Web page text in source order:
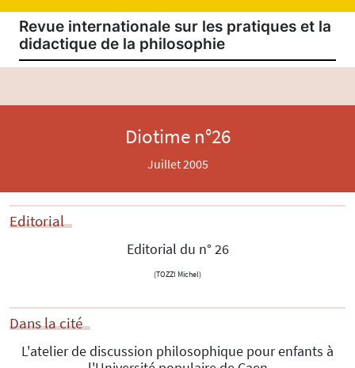
Revue internationale sur les pratiques et la
didactique de la philosophie
Diotime n°26
Juillet 2005
Editorial
Editorial du n° 26
(TOZZI Michel)
Dans la cité
L'atelier de discussion philosophique pour enfants à